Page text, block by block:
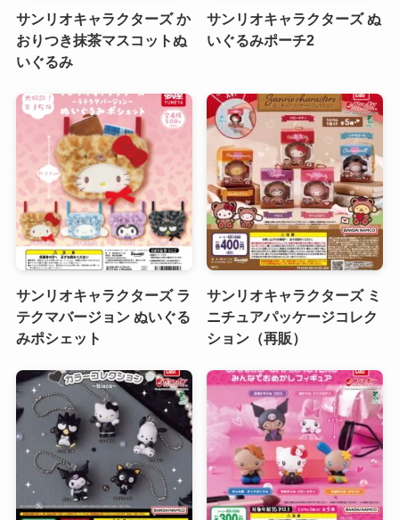
サンリオキャラクターズ か
おりつき抹茶マスコットぬ
いぐるみ
サンリオキャラクターズ ぬ
いぐるみポーチ2
サンリオキャラクターズ ラ
テクマバージョン ぬいぐる
みポシェット
サンリオキャラクターズ ミ
ニチュアパッケージコレク
ション（再販）